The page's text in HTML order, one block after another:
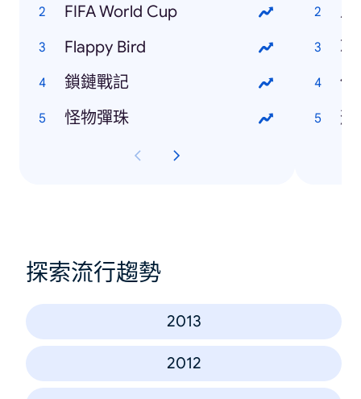
FIFA World Cup
Flappy Bird
鎖鏈戰記
怪物彈珠
馬
冰
伊
蘇
探索流行趨勢
2013
2012